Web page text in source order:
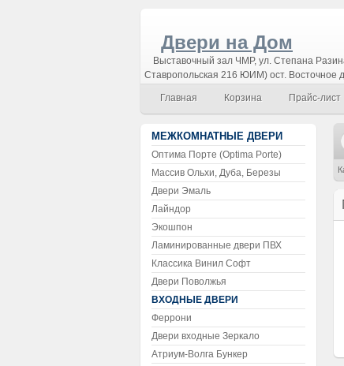
Двери на Дом
Выставочный зал ЧМР, ул. Степана
Ставропольская 216 ЮИМ) ост. Восточное
Главная Корзина Прайс-лист
МЕЖКОМНАТНЫЕ ДВЕРИ
Оптима Порте (Optima Porte)
Массив Ольхи, Дуба, Березы
Двери Эмаль
Лайндор
Экошпон
Ламинированные двери ПВХ
Классика Винил Софт
Двери Поволжья
ВХОДНЫЕ ДВЕРИ
Феррони
Двери входные Зеркало
Атриум-Волга Бункер